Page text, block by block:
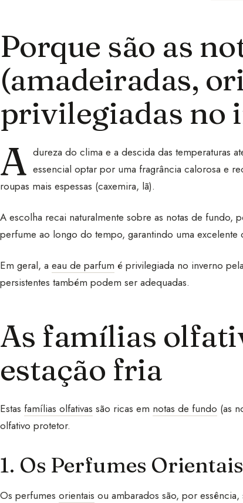
Porque são as
(amadeiradas,
privilegiadas no
A dureza do clima e a descida das temperaturas
essencial optar por uma fragrância calorosa e
roupas mais espessas (caxemira, lã).
A escolha recai naturalmente sobre as notas de fundo,
perfume ao longo do tempo, garantindo uma excelente
Em geral, a eau de parfum é privilegiada no inverno
persistentes também podem ser adequadas.
As famílias
estação fria
Estas famílias olfativas são ricas em notas de fundo (as
olfativo protetor.
1. Os Perfumes
Os perfumes orientais ou ambarados são, por